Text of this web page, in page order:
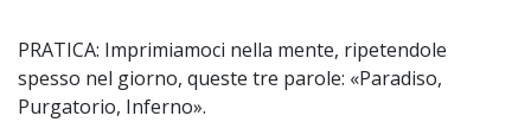
PRATICA: Imprimiamoci nella mente, ripetendole
spesso nel giorno, queste tre parole: «Paradiso,
Purgatorio, Inferno».